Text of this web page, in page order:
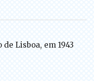
Lisboa, em 1943